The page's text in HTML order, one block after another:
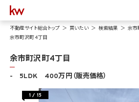
不動産サイト総合トップ 買いたい 検索結果
余市
余市町沢町4丁目
余市町沢町4丁目
- 5LDK 400万円（販売価格）
1 / 15